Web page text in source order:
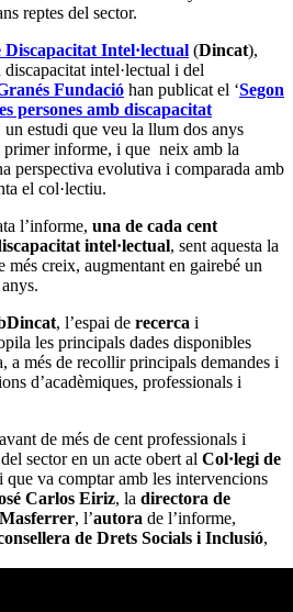
reptes del sector.
Intel·lectual (Dincat),
intel·lectual i del
Fundació han publicat el ‘Segon
persones amb discapacitat
un estudi que veu la llum dos anys
primer informe, i que neix amb la
perspectiva evolutiva i comparada amb
el col·lectiu.
l’informe, una de cada cent
intel·lectual, sent aquesta la
més creix, augmentant en gairebé un
, l’espai de recerca i
les principals dades disponibles
a més de recollir principals demandes i
d’acadèmiques, professionals i
de més de cent professionals i
sector en un acte obert al Col·legi de
i que va comptar amb les intervencions
Carlos Eiriz, la directora de
, l’autora de l’informe,
de Drets Socials i Inclusió,